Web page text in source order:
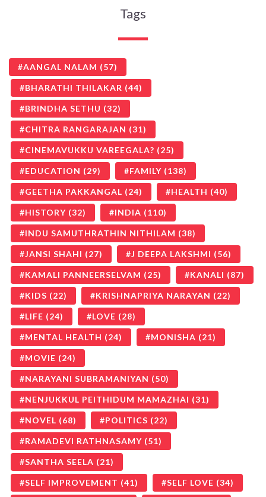
Tags
AANGAL NALAM (57)
BHARATHI THILAKAR (44)
BRINDHA SETHU (32)
CHITRA RANGARAJAN (31)
CINEMAVUKKU VAREEGALA? (25)
EDUCATION (29) FAMILY (138)
GEETHA PAKKANGAL (24) HEALTH (40)
HISTORY (32) INDIA (110)
INDU SAMUTHRATHIN NITHILAM (38)
JANSI SHAHI (27) J DEEPA LAKSHMI (56)
KAMALI PANNEERSELVAM (25) KANALI (87)
KIDS (22) KRISHNAPRIYA NARAYAN (22)
LIFE (24) LOVE (28)
MENTAL HEALTH (24) MONISHA (21)
MOVIE (24)
NARAYANI SUBRAMANIYAN (50)
NENJUKKUL PEITHIDUM MAMAZHAI (31)
NOVEL (68) POLITICS (22)
RAMADEVI RATHNASAMY (51)
SANTHA SEELA (21)
SELF IMPROVEMENT (41) SELF LOVE (34)